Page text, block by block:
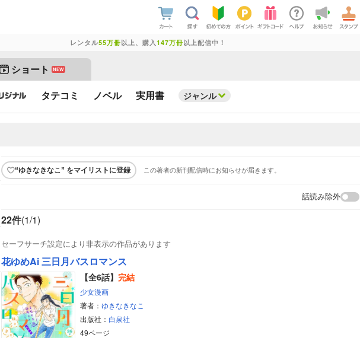
レンタル55万冊以上、購入 147万冊以上配信中！
ショート NEW
タテコミ ノベル 実用書 ジャンル
“ゆきなきなこ” をマイリストに登録 この著者の新刊配信時にお知らせが届きます。
話読み除外
22件(1/1)
セーフサーチ設定により非表示の作品があります
花ゆめAi 三日月バスロマンス
【全6話】 完結
少女漫画
著者： ゆきなきなこ
出版社： 白泉社
49ページ